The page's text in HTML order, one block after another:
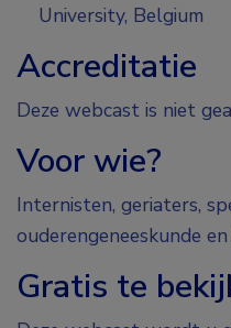
University, Belgium
Accreditatie
Deze webcast is niet
Voor wie?
Internisten, geriaters,
ouderengeneeskunde
Gratis te